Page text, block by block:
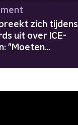
zich tijdens
uit over ICE-
"Moeten